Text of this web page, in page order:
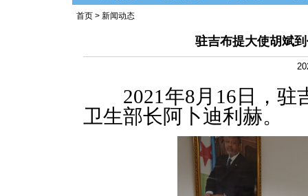
首页 > 新闻动态
驻吉布提大使胡斌
2021年8月 1 6日，驻
卫生部长阿卜迪利赫。